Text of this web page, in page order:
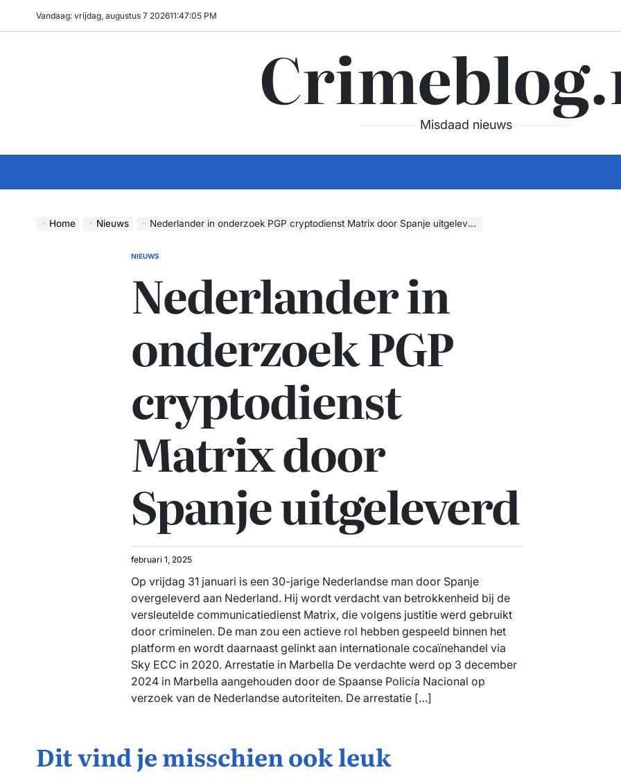
Vandaag: vrijdag, augustus 7 202611:47:06 PM
Misdaad nieuws
Home Nieuws Nederlander in onderzoek PGP cryptodienst Matrix door Spanje uitgeleverd
GEPLAATST
NIEUWS
Nederlander in
onderzoek PGP
cryptodienst
Matrix door
Spanje uitgeleverd
februari 1, 2025
Op vrijdag 31 januari is een 30-jarige Nederlandse man door Spanje
overgeleverd aan Nederland. Hij wordt verdacht van betrokkenheid bij de
versleutelde communicatiedienst Matrix, die volgens justitie werd gebruikt
door criminelen. De man zou een actieve rol hebben gespeeld binnen het
platform en wordt daarnaast gelinkt aan internationale cocaïnehandel via
Sky ECC in 2020. Arrestatie in Marbella De verdachte werd op 3 december
2024 in Marbella aangehouden door de Spaanse Policía Nacional op
verzoek van de Nederlandse autoriteiten. De arrestatie […]
Dit vind je misschien ook leuk